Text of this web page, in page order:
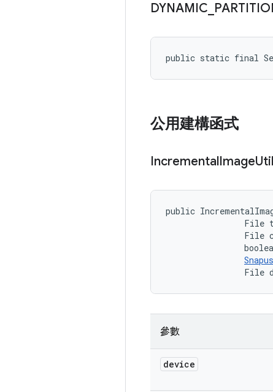
DYNAMIC
public static final
公用建構函式
IncrementalImageUtil
public
File
File
File
參數
device